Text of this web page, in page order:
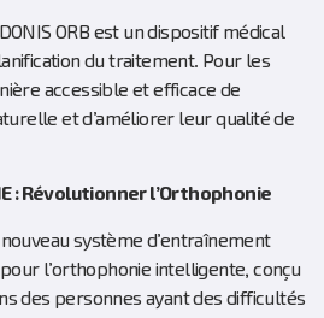
ORB est un dispositif médical
du traitement. Pour les
accessible et efficace de
et d’améliorer leur qualité de
: Révolutionner l’Orthophonie
système d’entraînement
l’orthophonie intelligente, conçu
des personnes ayant des difficultés